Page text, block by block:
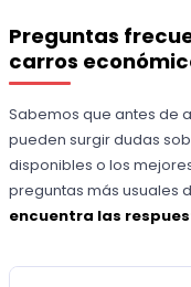
Preguntas
carros
Sabemos que antes de
pueden surgir dudas
disponibles o los
preguntas más usuales
encuentra las